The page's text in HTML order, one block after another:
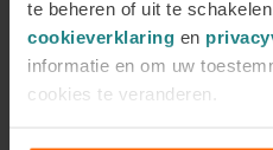
te beheren of uit te
cookieverklaring en
informatie en om uw
cookies te veranderen.
30 juli 2026